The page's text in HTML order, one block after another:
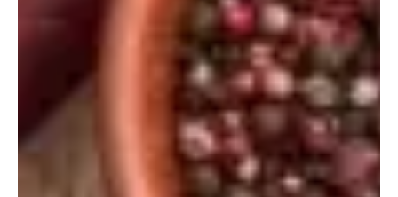
Se ha demostrado que una dieta rica en proteínas puede
ayudar a controlar el peso al proporcionar una sensación
de saciedad. Además, las proteínas requieren más energía
para ser digeridas que los carbohidratos, lo que puede
contribuir al control del peso corporal.
Consumir proteínas después del ejercicio también es
beneficioso, ya que ayuda en la recuperación y el
fortalecimiento muscular. Además, ingerirlas por la noche
promueve una digestión y absorción eficientes,